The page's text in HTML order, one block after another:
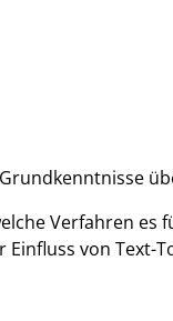
Verfahren
von